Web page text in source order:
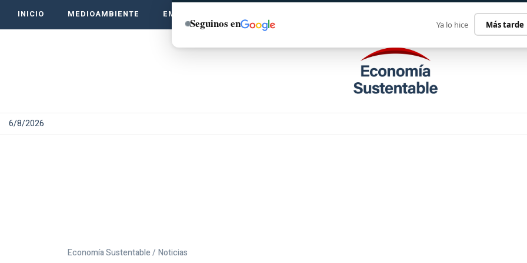
INICIO MEDIOAMBIENTE EMPRENDE VERDE
6/8/2026
Economía Sustentable / Noticias
Seguinos en Ya lo hice Más tarde